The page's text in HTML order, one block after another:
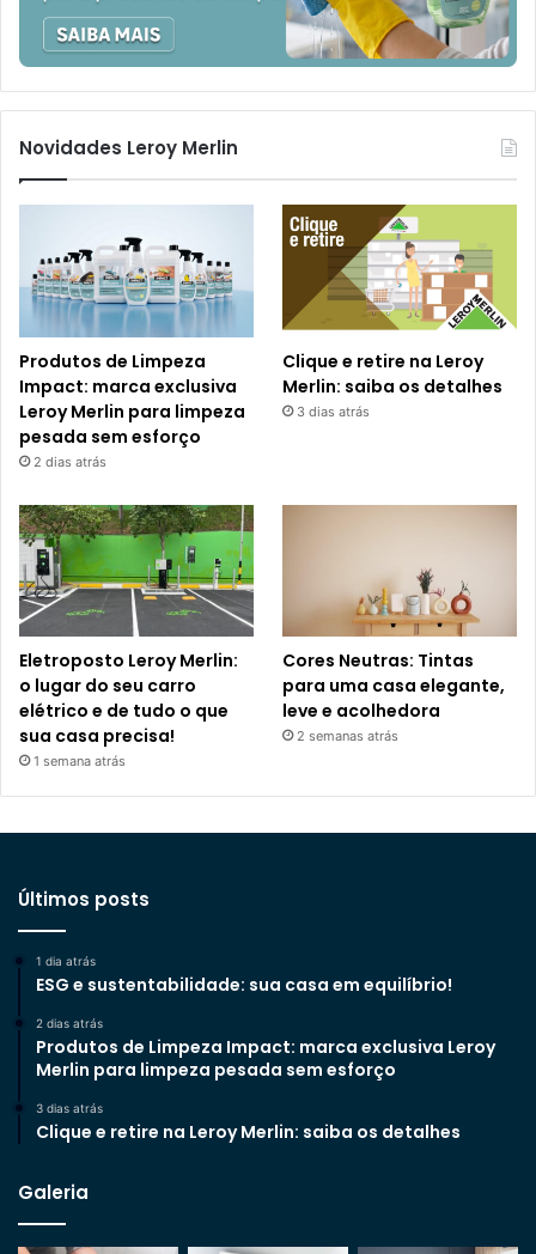
Novidades Leroy Merlin
Produtos de Limpeza
Impact: marca exclusiva
Leroy Merlin para limpeza
pesada sem esforço
2 dias atrás
Clique e retire na Leroy
Merlin: saiba os detalhes
3 dias atrás
Eletroposto Leroy Merlin:
o lugar do seu carro
elétrico e de tudo o que
sua casa precisa!
1 semana atrás
Cores Neutras: Tintas
para uma casa elegante,
leve e acolhedora
2 semanas atrás
Últimos posts
1 dia atrás
ESG e sustentabilidade: sua casa em equilíbrio!
2 dias atrás
Produtos de Limpeza Impact: marca exclusiva Leroy
Merlin para limpeza pesada sem esforço
3 dias atrás
Clique e retire na Leroy Merlin: saiba os detalhes
Galeria